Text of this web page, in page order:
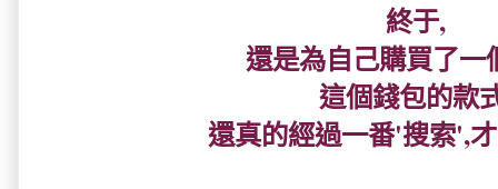
終于,
還是為自己購買了一
這個錢包的款
還真的經過一番'搜索',